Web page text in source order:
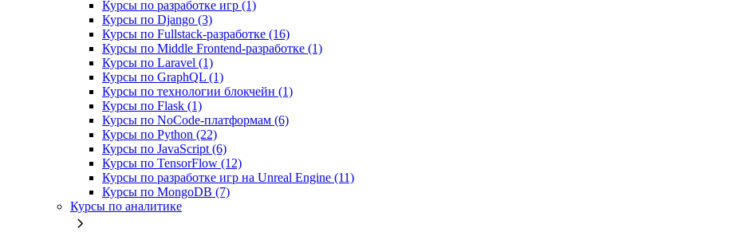
Курсы по разработке игр (1)
Курсы по Django (3)
Курсы по Fullstack‑разработке (16)
Курсы по Middle Frontend-разработке (1)
Курсы по Laravel (1)
Курсы по GraphQL (1)
Курсы по технологии блокчейн (1)
Курсы по Flask (1)
Курсы по NoCode‑платформам (6)
Курсы по Python (22)
Курсы по JavaScript (6)
Курсы по TensorFlow (12)
Курсы по разработке игр на Unreal Engine (11)
Курсы по MongoDB (7)
Курсы по аналитике